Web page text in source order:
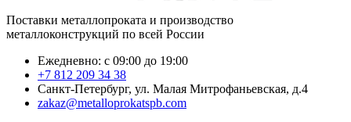
Поставки металлопроката и производство
металлоконструкций по всей России
Ежедневно: с 09:00 до 19:00
+7 812 209 34 38
Санкт-Петербург, ул. Малая Митрофаньевская, д.4
zakaz@metalloprokatspb.com